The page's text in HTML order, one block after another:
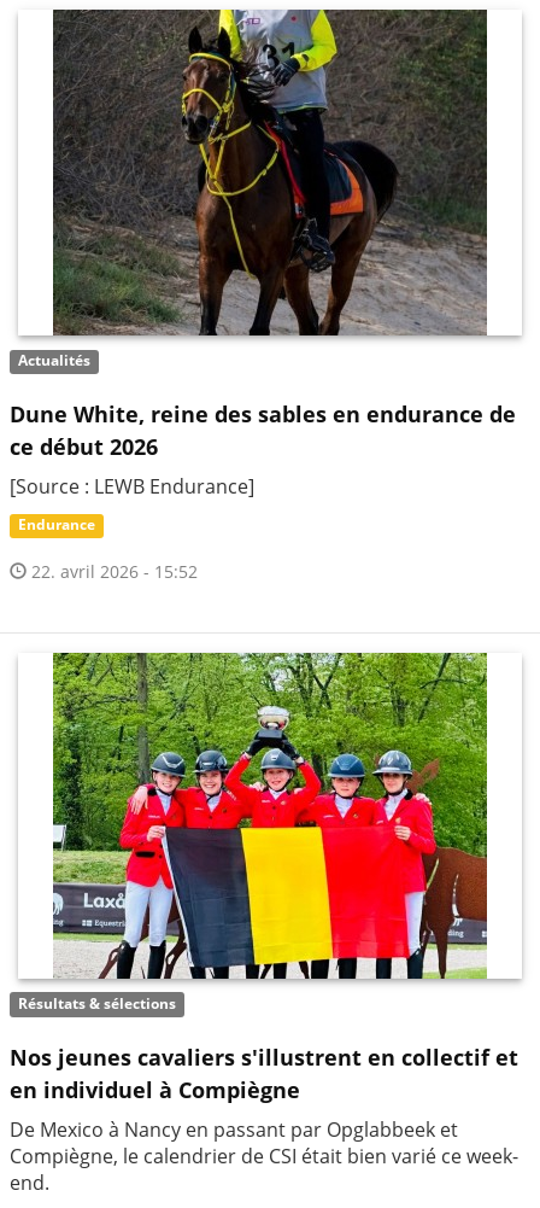
Actualités
Dune White, reine des sables en endurance de
ce début 2026
[Source : LEWB Endurance]
Endurance
22. avril 2026 - 15:52
Résultats & sélections
Nos jeunes cavaliers s'illustrent en collectif et
en individuel à Compiègne
De Mexico à Nancy en passant par Opglabbeek et
Compiègne, le calendrier de CSI était bien varié ce week-
end.